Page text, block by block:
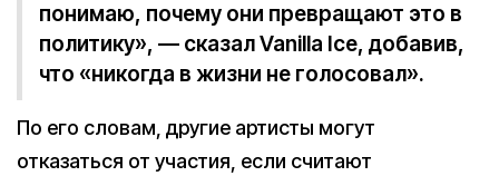
понимаю, почему они превращают это в
политику», — сказал Vanilla Ice, добавив,
что «никогда в жизни не голосовал».
По его словам, другие артисты могут
отказаться от участия, если считают